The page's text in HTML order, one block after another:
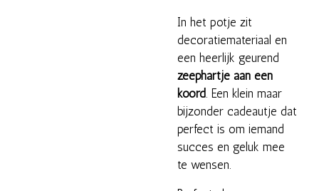
In het potje zit
decoratiemateriaal en
een heerlijk geurend
zeephartje aan een
koord . Een klein maar
bijzonder cadeautje dat
perfect is om iemand
succes en geluk mee
te wensen.